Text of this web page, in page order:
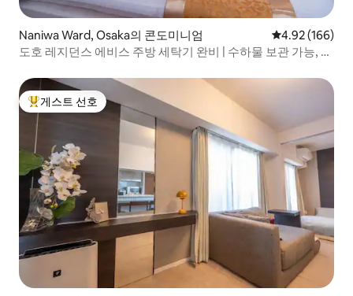
Naniwa Ward, Osaka의 콘도미니엄 평점 4.92점(5
4.92 (166)
도호 레지던스 에비스 주방 세탁기 완비 | 수하물 보관 가능, 패
상위 게스트 선호
게스트 선호